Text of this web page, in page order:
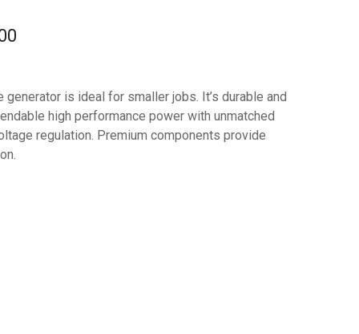
is ideal for smaller jobs. It’s durable and
high performance power with unmatched
regulation. Premium components provide